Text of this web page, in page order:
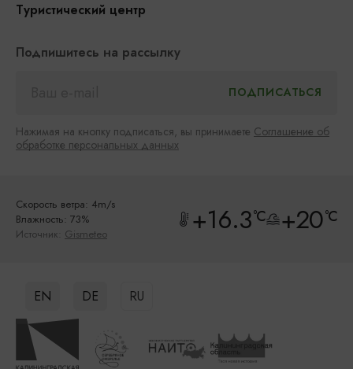
Туристический центр
Подпишитесь на рассылку
Нажимая на кнопку подписаться, вы принимаете Соглашение об
обработке персональных данных
Скорость ветра: 4m/s
Влажность: 73%
Источник: Gismeteo +16.3°C +20°C
EN DE RU